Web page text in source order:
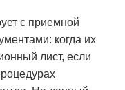
с приемной
когда их
лист, если